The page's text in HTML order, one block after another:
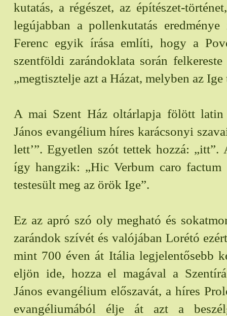
kutatás, a régészet, az építészet-
legújabban a pollenkutatás
Ferenc egyik írása említi, hogy a
szentföldi zarándoklata során
„megtisztelje azt a Házat, melyben az Ige
A mai Szent Ház oltárlapja fölött
János evangélium híres karácsonyi
lett’”. Egyetlen szót tettek hozzá:
így hangzik: „Hic Verbum caro factum
testesült meg az örök Ige”.
Ez az apró szó oly megható és
zarándok szívét és valójában Lorétó
mint 700 éven át Itália legjelentősebb
eljön ide, hozza el magával a
János evangélium előszavát, a híres
evangéliumából élje át azt a